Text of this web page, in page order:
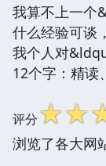
我算不上一个
什么经验可谈
我个人对
12个字：精读
评分☆☆
浏览了各大网